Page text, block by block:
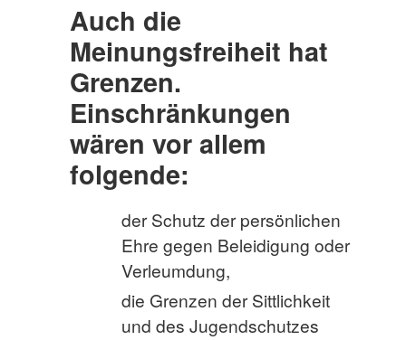
Auch die
Meinungsfreiheit hat
Grenzen.
Einschränkungen
wären vor allem
folgende:
der Schutz der persönlichen
Ehre gegen Beleidigung oder
Verleumdung,
die Grenzen der Sittlichkeit
und des Jugendschutzes